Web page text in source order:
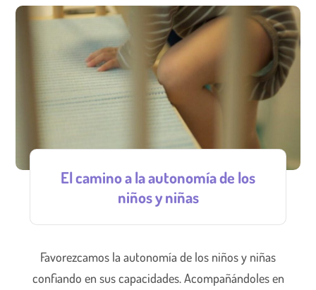
El camino a la autonomía de los
niños y niñas
Favorezcamos la autonomía de los niños y niñas
confiando en sus capacidades. Acompañándoles en